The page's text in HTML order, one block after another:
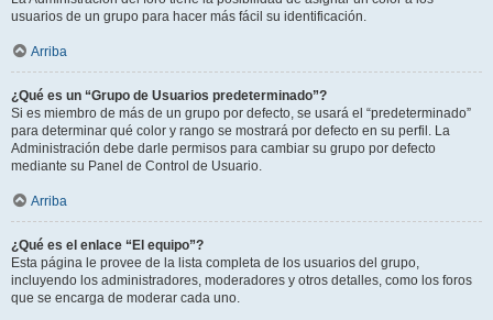
usuarios de un grupo para hacer más fácil su identificación.
Arriba
¿Qué es un “Grupo de Usuarios predeterminado”?
Si es miembro de más de un grupo por defecto, se usará el “predeterminado”
para determinar qué color y rango se mostrará por defecto en su perfil. La
Administración debe darle permisos para cambiar su grupo por defecto
mediante su Panel de Control de Usuario.
Arriba
¿Qué es el enlace “El equipo”?
Esta página le provee de la lista completa de los usuarios del grupo,
incluyendo los administradores, moderadores y otros detalles, como los foros
que se encarga de moderar cada uno.